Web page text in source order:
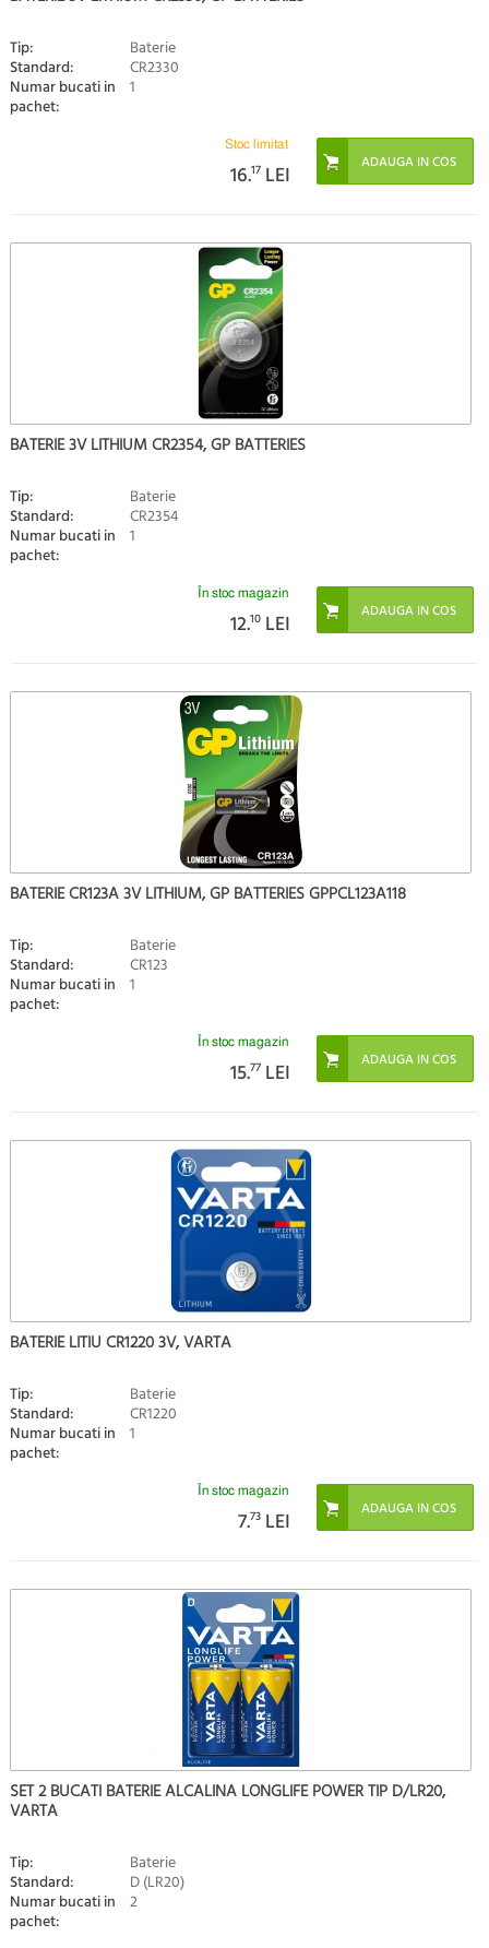
Tip: Baterie
Standard: CR2330
Numar bucati in
pachet:
1
Stoc limitat
16.17 LEI
BATERIE 3V LITHIUM CR2354, GP BATTERIES
Tip: Baterie
Standard: CR2354
Numar bucati in
pachet:
1
În stoc magazin
12.10 LEI
BATERIE CR123A 3V LITHIUM, GP BATTERIES GPPCL123A118
Tip: Baterie
Standard: CR123
Numar bucati in
pachet:
1
În stoc magazin
15.77 LEI
BATERIE LITIU CR1220 3V, VARTA
Tip: Baterie
Standard: CR1220
Numar bucati in
pachet:
1
În stoc magazin
7.73 LEI
SET 2 BUCATI BATERIE ALCALINA LONGLIFE POWER TIP D/LR20,
VARTA
Tip: Baterie
Standard: D (LR20)
Numar bucati in
pachet:
2